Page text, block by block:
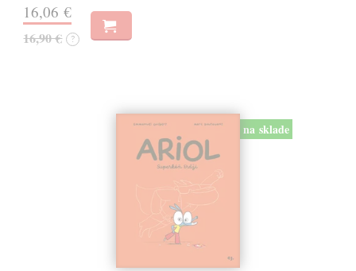
16,06 €
16,90 € ?
na sklade